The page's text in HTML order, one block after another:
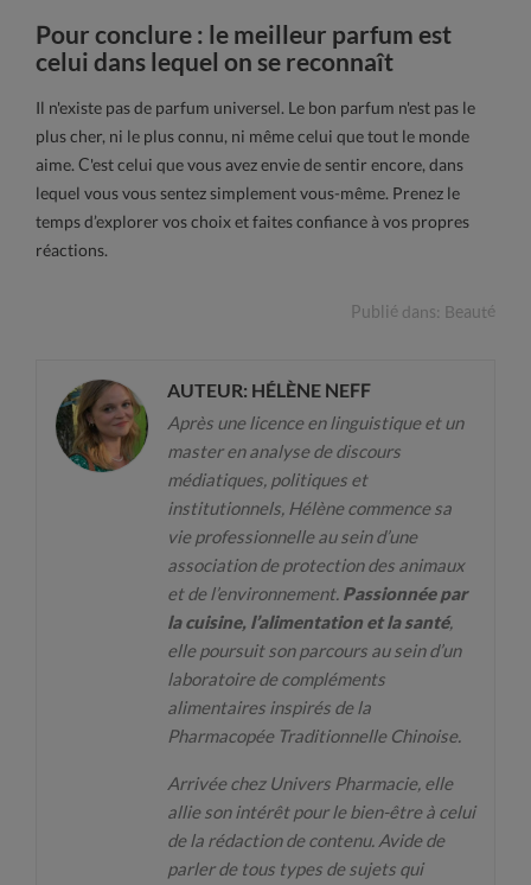
Pour conclure : le meilleur parfum est
celui dans lequel on se reconnaît
Il n'existe pas de parfum universel. Le bon parfum n'est pas le
plus cher, ni le plus connu, ni même celui que tout le monde
aime. C'est celui que vous avez envie de sentir encore, dans
lequel vous vous sentez simplement vous-même. Prenez le
temps d’explorer vos choix et faites confiance à vos propres
réactions.
Publié dans: Beauté
AUTEUR: HÉLÈNE NEFF
Après une licence en linguistique et un
master en analyse de discours
médiatiques, politiques et
institutionnels, Hélène commence sa
vie professionnelle au sein d’une
association de protection des animaux
et de l’environnement. Passionnée par
la cuisine, l’alimentation et la santé,
elle poursuit son parcours au sein d’un
laboratoire de compléments
alimentaires inspirés de la
Pharmacopée Traditionnelle Chinoise.
Arrivée chez Univers Pharmacie, elle
allie son intérêt pour le bien-être à celui
de la rédaction de contenu. Avide de
parler de tous types de sujets qui